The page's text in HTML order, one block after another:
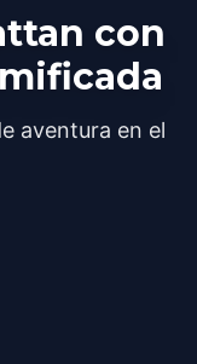
con
aventura en el